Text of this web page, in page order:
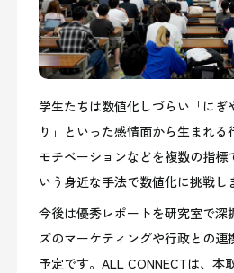
学生たちは数値化しづらい「にぎ
り」といった感情面から生まれる
モチベーションなどを複数の指標
いう身近な手法で数値化に挑戦し
今後は優秀レポートを研究室で深
ズのマーケティングや行政との連
予定です。ALL CONNECTは、本